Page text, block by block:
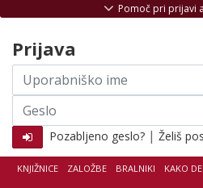
KNJIŽNICE ZALOŽBE BRALNIKI KAKO
Pomoč pri prijavi
Prijava
Uporabniško
ime
Geslo
Pozabljeno geslo? | Želiš